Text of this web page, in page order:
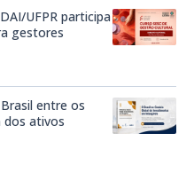
UFPR participa
gestores
entre os
dos ativos